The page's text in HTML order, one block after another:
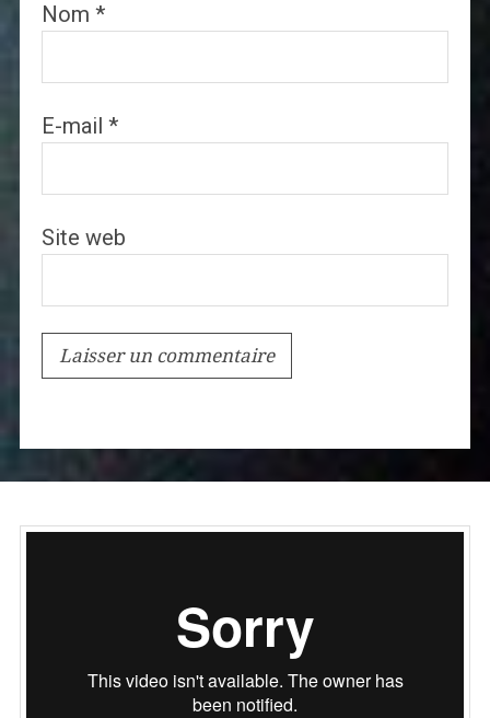
Nom *
E-mail *
Site web